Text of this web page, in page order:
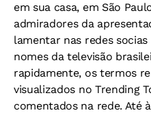
em sua casa, em São
admiradores da
lamentar nas redes
nomes da televisão
rapidamente, os termos
visualizados no Trending
comentados na rede. Até